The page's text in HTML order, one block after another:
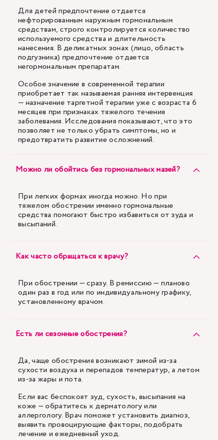
Для детей предпочтение отдается
нефторированным наружным гормональным
средствам, строго контролируется количество
используемого средства и длительность
нанесения. В деликатных зонах (лицо, область
подгузника) предпочтение отдается
негормональным препаратам.
Особое значение в современной терапии
приобретает так называемая ранняя интервенция
— назначение таргетной терапии уже с возраста 6
месяцев при признаках тяжелого течения
заболевания. Исследования показывают, что это
позволяет не только убрать симптомы, но и
предотвратить развитие осложнений.
Можно ли обойтись без гормональных мазей?
При легких формах иногда можно. Но при
тяжелом обострении именно гормональные
средства помогают быстро избавиться от зуда и
высыпаний.
Как часто обращаться к врачу?
При обострении — сразу. В ремиссию — планово
один раз в год или по индивидуальному графику,
установленному врачом.
Есть ли сезонные обострения?
Да, чаще обострения возникают зимой из-за
сухости воздуха и перепадов температур, а летом
из-за жары и пота.
Если вас беспокоят зуд, сухость, высыпания на
коже — обратитесь к дерматологу или
аллергологу. Врач поможет установить диагноз,
выявить провоцирующие факторы, подобрать
лечение и ежедневный уход.